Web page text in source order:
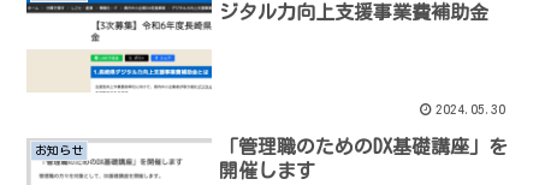
ジタル力向上支援事業費補助金
2024.05.30
お知らせ
「管理職のためのDX基礎講座」を
開催します